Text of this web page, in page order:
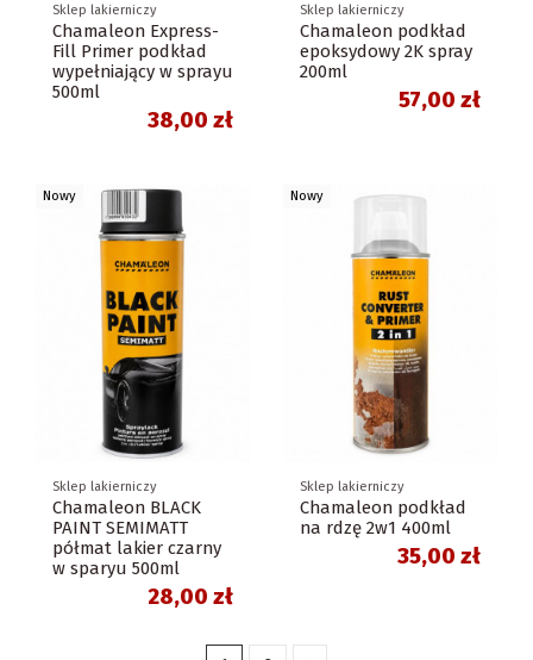
Sklep lakierniczy
Chamaleon Express-
Fill Primer podkład
wypełniający w sprayu
500ml
38,00 zł
Sklep lakierniczy
Chamaleon podkład
epoksydowy 2K spray
200ml
57,00 zł
Nowy
Sklep lakierniczy
Chamaleon BLACK
PAINT SEMIMATT
półmat lakier czarny
w sparyu 500ml
28,00 zł
Nowy
Sklep lakierniczy
Chamaleon podkład
na rdzę 2w1 400ml
35,00 zł